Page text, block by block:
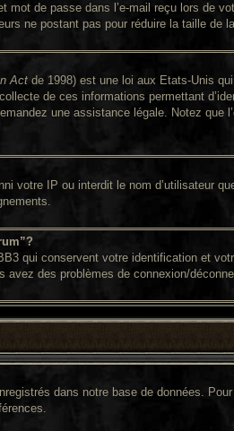
mot de passe dans l’e-mail reçu lors
ne postant pas pour réduire la taille
Act de 1998) est une loi aux Etats-Unis
de ces informations permettant
une assistance légale. Notez
votre IP ou interdit le nom d’utilisateur
qui conservent votre identification et
avez des problèmes de connexion/
dans notre base de données.